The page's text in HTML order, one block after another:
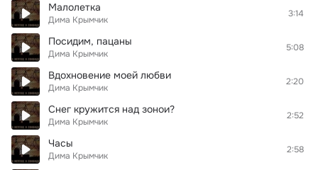
Малолетка
Дима Крымчик
3:14
Посидим, пацаны
Дима Крымчик
5:08
Вдохновение моей любви
Дима Крымчик
2:20
Снег кружится над зонои?
Дима Крымчик
2:52
Часы
Дима Крымчик
2:58